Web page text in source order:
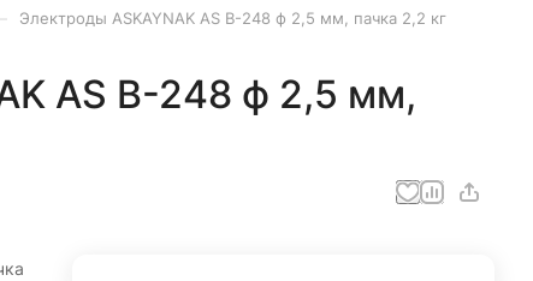
Электроды ASKAYNAK AS B-248 ф 2,5 мм, пачка 2,2 кг
AS B-248 ф 2,5 мм,